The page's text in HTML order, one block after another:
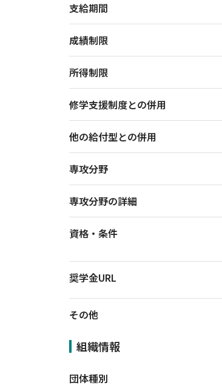
支給期間
成績制限
所得制限
修学支援制度との併用
他の給付型との併用
専攻分野
専攻分野の詳細
資格・条件
奨学金URL
その他
組織情報
団体種別